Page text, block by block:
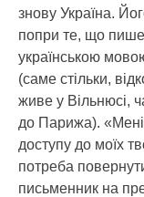
знову Україна.
попри те, що
українською
(саме стільки,
живе у Вільнюсі,
до Парижа).
доступу до моїх
потреба
письменник на